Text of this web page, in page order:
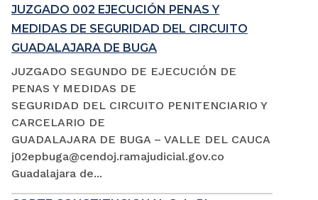
JUZGADO 002 EJECUCIÓN PENAS Y
MEDIDAS DE SEGURIDAD DEL CIRCUITO
GUADALAJARA DE BUGA
JUZGADO SEGUNDO DE EJECUCIÓN DE
PENAS Y MEDIDAS DE
SEGURIDAD DEL CIRCUITO PENITENCIARIO Y
CARCELARIO DE
GUADALAJARA DE BUGA – VALLE DEL CAUCA
j02epbuga@cendoj.ramajudicial.gov.co
Guadalajara de...